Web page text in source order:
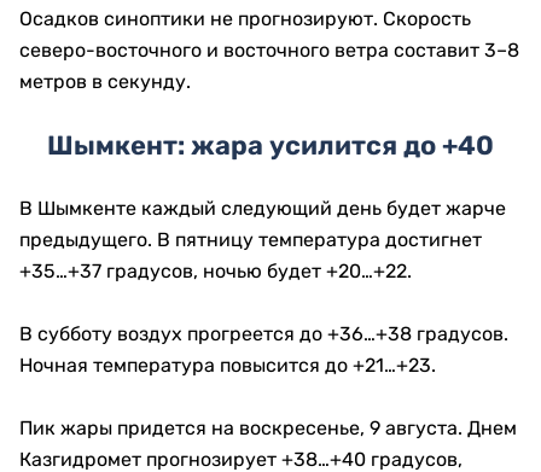
Осадков синоптики не прогнозируют. Скорость
северо-восточного и восточного ветра составит 3–8
метров в секунду.
Шымкент: жара усилится до +40
В Шымкенте каждый следующий день будет жарче
предыдущего. В пятницу температура достигнет
+35…+37 градусов, ночью будет +20…+22.
В субботу воздух прогреется до +36…+38 градусов.
Ночная температура повысится до +21…+23.
Пик жары придется на воскресенье, 9 августа. Днем
Казгидромет прогнозирует +38…+40 градусов,